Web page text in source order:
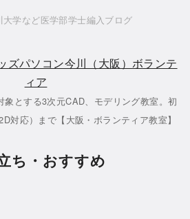
大学など医学部学士編入ブログ
ズパソコン今川（大阪）ボランテ
ィア
象とする3次元CAD、モデリング教室。初
対応）まで【大阪・ボランティア教室】
ち・おすすめ